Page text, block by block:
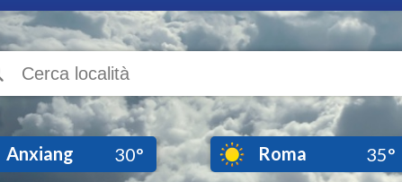
Anxiang 30° Roma 35°